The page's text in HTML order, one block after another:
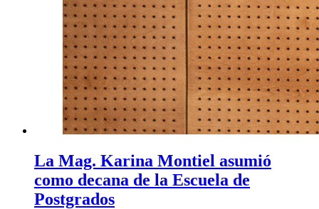
La Mag. Karina Montiel asumió
como decana de la Escuela de
Postgrados